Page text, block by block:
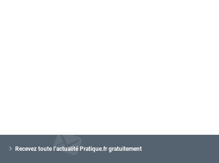
Recevez toute l’actualité Pratique.fr gratuitement
o